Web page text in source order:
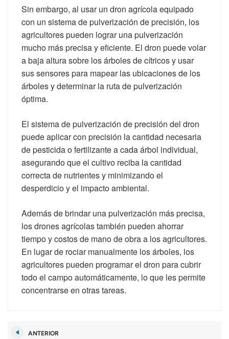
Sin embargo, al usar un dron agrícola equipado
con un sistema de pulverización de precisión, los
agricultores pueden lograr una pulverización
mucho más precisa y eficiente. El dron puede volar
a baja altura sobre los árboles de cítricos y usar
sus sensores para mapear las ubicaciones de los
árboles y determinar la ruta de pulverización
óptima.
El sistema de pulverización de precisión del dron
puede aplicar con precisión la cantidad necesaria
de pesticida o fertilizante a cada árbol individual,
asegurando que el cultivo reciba la cantidad
correcta de nutrientes y minimizando el
desperdicio y el impacto ambiental.
Además de brindar una pulverización más precisa,
los drones agrícolas también pueden ahorrar
tiempo y costos de mano de obra a los agricultores.
En lugar de rociar manualmente los árboles, los
agricultores pueden programar el dron para cubrir
todo el campo automáticamente, lo que les permite
concentrarse en otras tareas.
ANTERIOR